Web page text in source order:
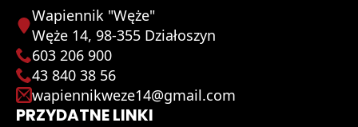
Wapiennik "Węże"
Węże 14, 98-355 Działoszyn
603 206 900
43 840 38 56
wapiennikweze14@gmail.com
PRZYDATNE LINKI